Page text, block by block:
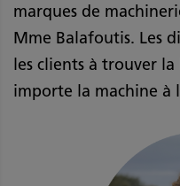
marques de
Mme Balafoutis. Les
les clients à trouver
importe la machine à